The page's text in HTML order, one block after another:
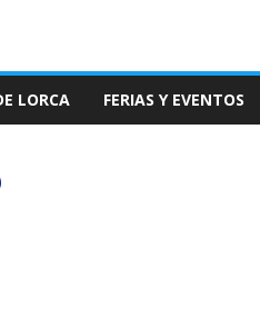
LORCA FERIAS Y EVENTOS